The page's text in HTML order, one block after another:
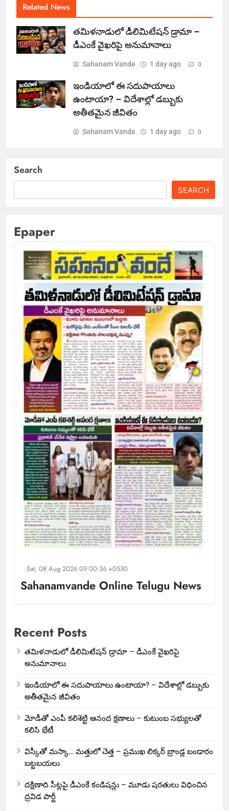
Related News
తమిళనాడులో డీలిమిటేషన్ డ్రామా –
డీఎంకే వైఖరిపై అనుమానాలు
Sahanam Vande 1 day ago 0
ఇండియాలో‌ ఈ సదుపాయాలు
ఉంటాయా? – విదేశాల్లో డబ్బుకు
అతీతమైన జీవితం
Sahanam Vande 1 day ago 0
Search
SEARCH
Epaper
Sat, 08 Aug 2026 09:00:36 +0530
Sahanamvande Online Telugu News
Recent Posts
తమిళనాడులో డీలిమిటేషన్ డ్రామా – డీఎంకే వైఖరిపై
అనుమానాలు
ఇండియాలో‌ ఈ సదుపాయాలు ఉంటాయా? – విదేశాల్లో డబ్బుకు
అతీతమైన జీవితం
మోడీతో ఎంపీ కలిశెట్టి ఆనంద క్షణాలు – కుటుంబ సభ్యులతో
కలిసి భేటీ
విస్కీతో మస్కా… మత్తులో చెత్త – ప్రముఖ లిక్కర్ బ్రాండ్ల బండారం
బట్టబయలు
దక్షిణాది సీట్లపై డీఎంకే కండిషన్లు – మూడు షరతులు విధించిన
ద్రవిడ పార్టీ